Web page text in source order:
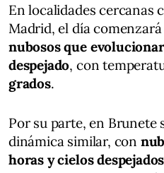
En localidades cercanas
Madrid, el día
nubosos que
despejado, con
grados.
Por su parte, en Brunete
dinámica similar, con
horas y cielos